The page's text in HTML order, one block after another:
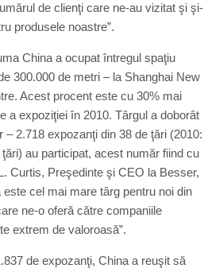
de clienţi care ne-au vizitat şi şi-
produsele noastre”.
China a ocupat întregul spaţiu
300.000 de metri – la Shanghai New
Acest procent este cu 30% mai
a expoziţiei în 2010. Târgul a doborât
– 2.718 expozanţi din 38 de ţări (2010:
au participat, acest număr fiind cu
Curtis, Preşedinte şi CEO la Besser,
este cel mai mare târg pentru noi din
ne-o oferă către companiile
extrem de valoroasă”.
de expozanţi, China a reuşit să